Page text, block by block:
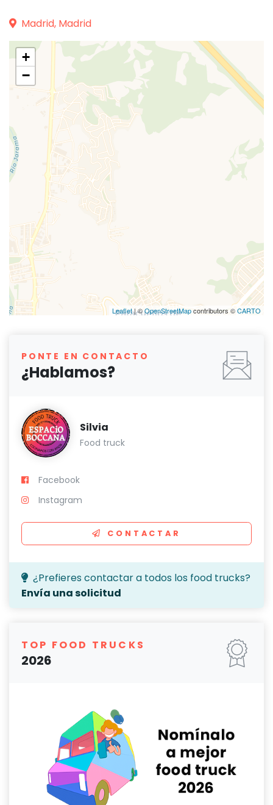
Madrid, Madrid
+
−
Leaflet| ©OpenStreetMapcontributors ©CARTO
PONTE EN CONTACTO
¿Hablamos?
Silvia
Food truck
Facebook
Instagram
CONTACTAR
¿Prefieres contactar a todos los food trucks?
Envía una solicitud
TOP FOOD TRUCKS
2026